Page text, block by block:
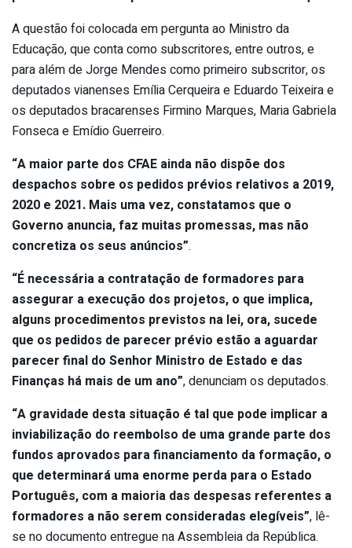
A questão foi colocada em pergunta ao Ministro da
Educação, que conta como subscritores, entre outros, e
para além de Jorge Mendes como primeiro subscritor, os
deputados vianenses Emília Cerqueira e Eduardo Teixeira e
os deputados bracarenses Firmino Marques, Maria Gabriela
Fonseca e Emídio Guerreiro.
“A maior parte dos CFAE ainda não dispõe dos
despachos sobre os pedidos prévios relativos a 2019,
2020 e 2021. Mais uma vez, constatamos que o
Governo anuncia, faz muitas promessas, mas não
concretiza os seus anúncios”.
“É necessária a contratação de formadores para
assegurar a execução dos projetos, o que implica,
alguns procedimentos previstos na lei, ora, sucede
que os pedidos de parecer prévio estão a aguardar
parecer final do Senhor Ministro de Estado e das
Finanças há mais de um ano”, denunciam os deputados.
“A gravidade desta situação é tal que pode implicar a
inviabilização do reembolso de uma grande parte dos
fundos aprovados para financiamento da formação, o
que determinará uma enorme perda para o Estado
Português, com a maioria das despesas referentes a
formadores a não serem consideradas elegíveis”, lê-
se no documento entregue na Assembleia da República.